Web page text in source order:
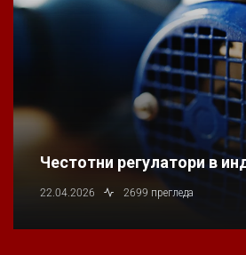
Честотни регулатори в
22.04.2026 2699 прегледа